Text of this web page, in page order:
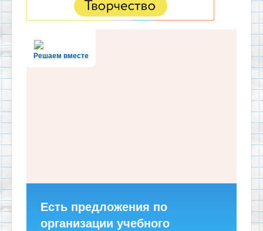
Решаем вместе
Есть предложения по
организации учебного